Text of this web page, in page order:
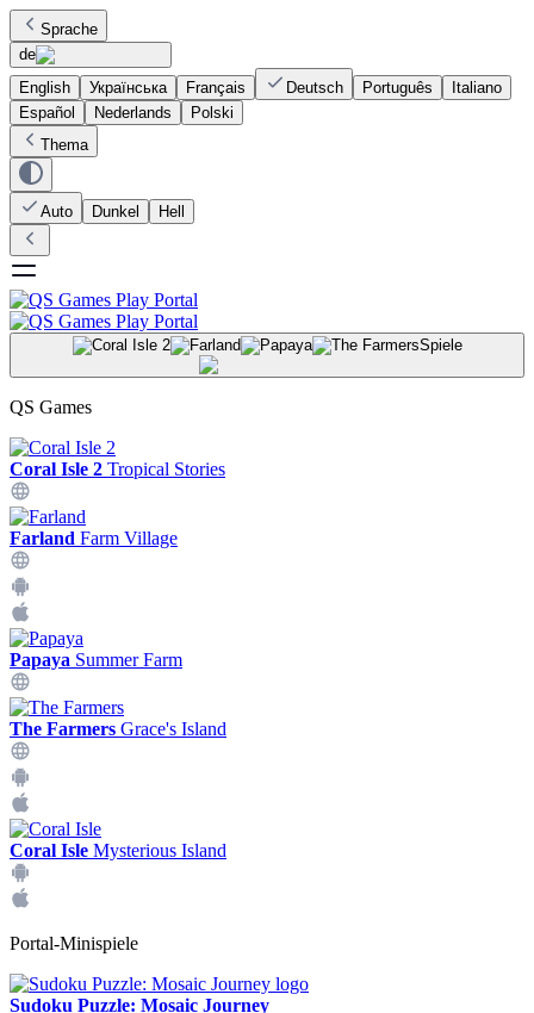
Sprache
de
English
Українська Français Deutsch Português
Italiano
Español
Nederlands
Polski
Thema
Auto Dunkel Hell
Spiele
QS Games
Coral Isle 2 Tropical Stories
Farland Farm Village
Papaya Summer Farm
The Farmers Grace's Island
Coral Isle Mysterious Island
Portal-Minispiele
Sudoku Puzzle: Mosaic Journey